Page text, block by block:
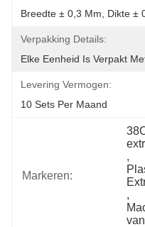
Breedte ± 0,3 Mm, Dikte ±
Verpakking Details:
Elke Eenheid Is Verpakt
Levering Vermogen:
10 Sets Per Maand
Markeren:
,
,